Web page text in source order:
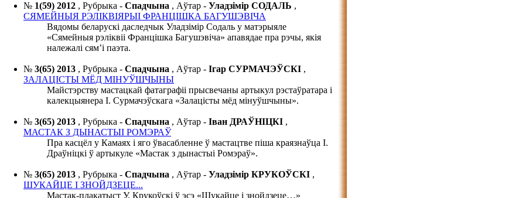
№ 1(59) 2012 , Рубрыка - Спадчына , Аўтар - Уладзімір СОДАЛЬ ,
СЯМЕЙНЫЯ РЭЛІКВІЯРЫІ ФРАНЦІШКА БАГУШЭВІЧА
Вядомы беларускі даследчык Уладзімір Содаль у матэрыяле
«Сямейныя рэліквіі Францішка Багушэвіча» апавядае пра рэчы, якія
належалі сям’і паэта.
№ 3(65) 2013 , Рубрыка - Спадчына , Аўтар - Ігар СУРМАЧЭЎСКІ ,
ЗАЛАЦІСТЫ МЁД МІНУЎШЧЫНЫ
Майстэрству мастацкай фатаграфіі прысвечаны артыкул рэстаўратара і
калекцыянера І. Сурмачэўскага «Залацісты мёд мінуўшчыны».
№ 3(65) 2013 , Рубрыка - Спадчына , Аўтар - Іван ДРАЎНІЦКІ ,
МАСТАК З ДЫНАСТЫІ РОМЭРАЎ
Пра касцёл у Камаях і яго ўвасабленне ў мастацтве піша краязнаўца І.
Драўніцкі ў артыкуле «Мастак з дынастыі Ромэраў».
№ 3(65) 2013 , Рубрыка - Спадчына , Аўтар - Уладзімір КРУКОЎСКІ ,
ШУКАЙЦЕ І ЗНОЙДЗЕЦЕ...
Мастак-плакатыст У. Крукоўскі ў эсэ «Шукайце і знойдзеце…»